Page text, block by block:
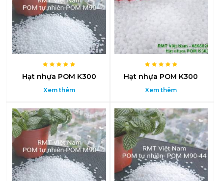
Hạt nhựa POM K300
Xem thêm
Hạt nhựa POM K300
Xem thêm